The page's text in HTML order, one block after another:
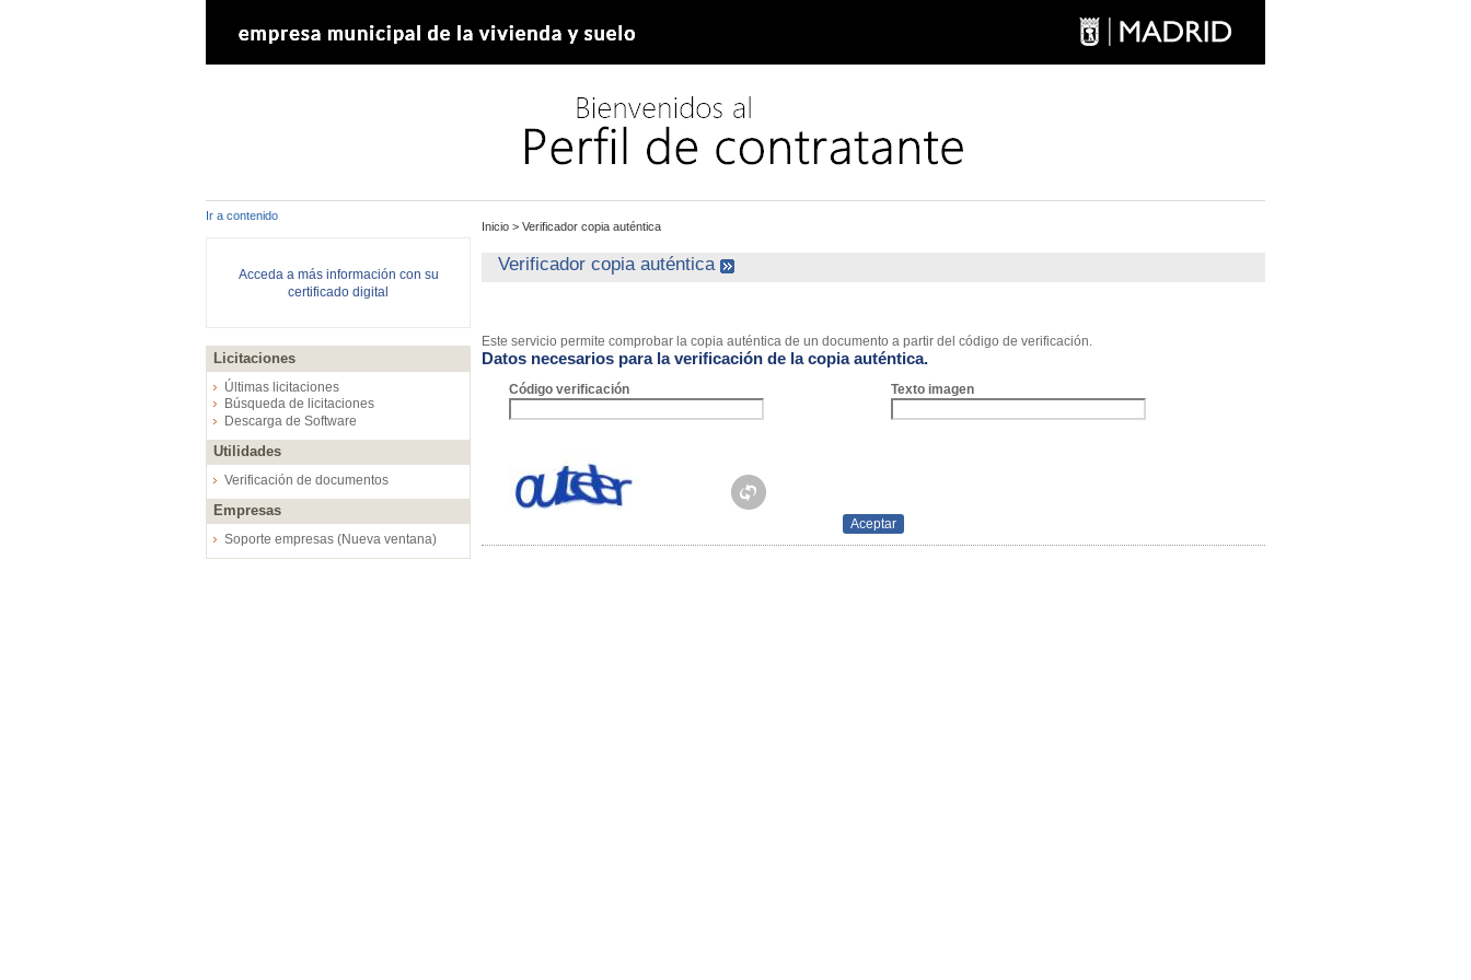
Ir a contenido
Acceda a más información con su
certificado digital
Licitaciones
Últimas licitaciones
Búsqueda de licitaciones
Descarga de Software
Utilidades
Verificación de documentos
Empresas
Soporte empresas (Nueva ventana)
Inicio > Verificador copia auténtica
Verificador copia auténtica
Este servicio permite comprobar la copia auténtica de un documento a partir del código de verificación.
Datos necesarios para la verificación de la copia auténtica.
Código verificación Texto imagen